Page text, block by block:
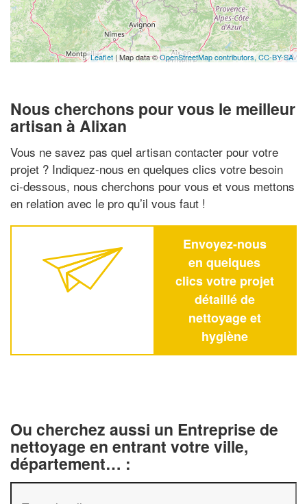
Leaflet | Map data ©OpenStreetMap contributors, CC-BY-SA
Nous cherchons pour vous le meilleur
artisan à Alixan
Vous ne savez pas quel artisan contacter pour votre
projet ? Indiquez-nous en quelques clics votre besoin
ci-dessous, nous cherchons pour vous et vous mettons
en relation avec le pro qu’il vous faut !
Envoyez-nous
en quelques
clics votre projet
détaillé de
nettoyage et
hygiène
Ou cherchez aussi un Entreprise de
nettoyage en entrant votre ville,
département… :